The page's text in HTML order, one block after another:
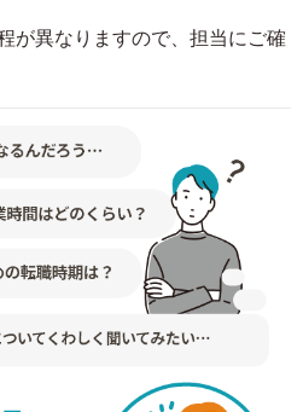
が異なりますので、担当にご確